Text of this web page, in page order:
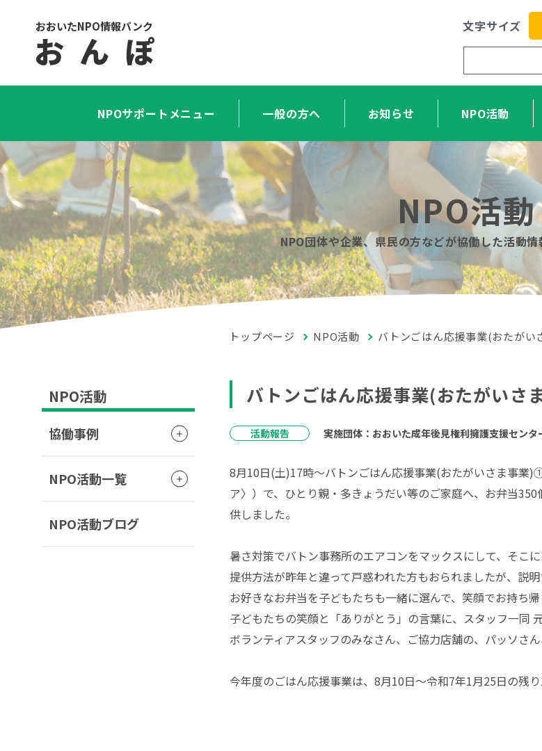
おおいたNPO情報バンク
お ん ぽ
文字サイズ
NPOサポートメニュー 一般の方へ お知らせ NPO活動
NPO活動
NPO団体や企業、県民の方などが協働した活動
トップページ NPO活動 バトンごはん応援事業(おたがい
バトンごはん応援事業(おたがいさ
活動報告 実施団体：おおいた成年後見権利擁護支援セン
8月10日(土)17時～バトンごはん応援事業(おたがいさま事業
ア〉）で、ひとり親・多きょうだい等のご家庭へ、お弁当
供しました。
暑さ対策でバトン事務所のエアコンをマックスにして、そこ
提供方法が昨年と違って戸惑われた方もおられましたが、説
お好きなお弁当を子どもたちも一緒に選んで、笑顔でお持ち帰
子どもたちの笑顔と「ありがとう」の言葉に、スタッフ一同
ボランティアスタッフのみなさん、ご協力店舗の、パッソさ
今年度のごはん応援事業は、8月10日～令和7年1月25日の残り
NPO活動
協働事例
NPO活動一覧
NPO活動ブログ